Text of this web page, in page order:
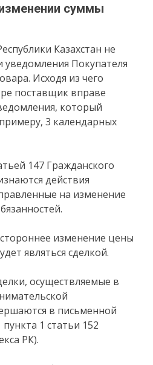
суммы
Казахстан не
уведомления Покупателя
Исходя из чего
поставщик вправе
который
3 календарных
147 Гражданского
действия
на изменение
изменение цены
являться сделкой.
осуществляемые в
в письменной
1 статьи 152
РК).